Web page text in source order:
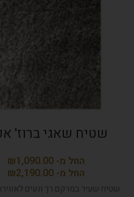
שטיח שאגי ברוז'
₪
₪
שטיח שעיר במרקם רך ונעים